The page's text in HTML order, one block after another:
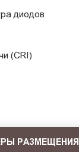
диодов
(CRI)
РАЗМЕЩЕНИЯ